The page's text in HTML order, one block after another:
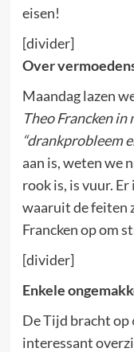
eisen!
[divider]
Over
Maandag lazen
Theo Francken
“drankprobleem
aan is, weten we
rook is, is vuur.
waaruit de feiten
Francken op om
[divider]
Enkele
De Tijd bracht op
interessant